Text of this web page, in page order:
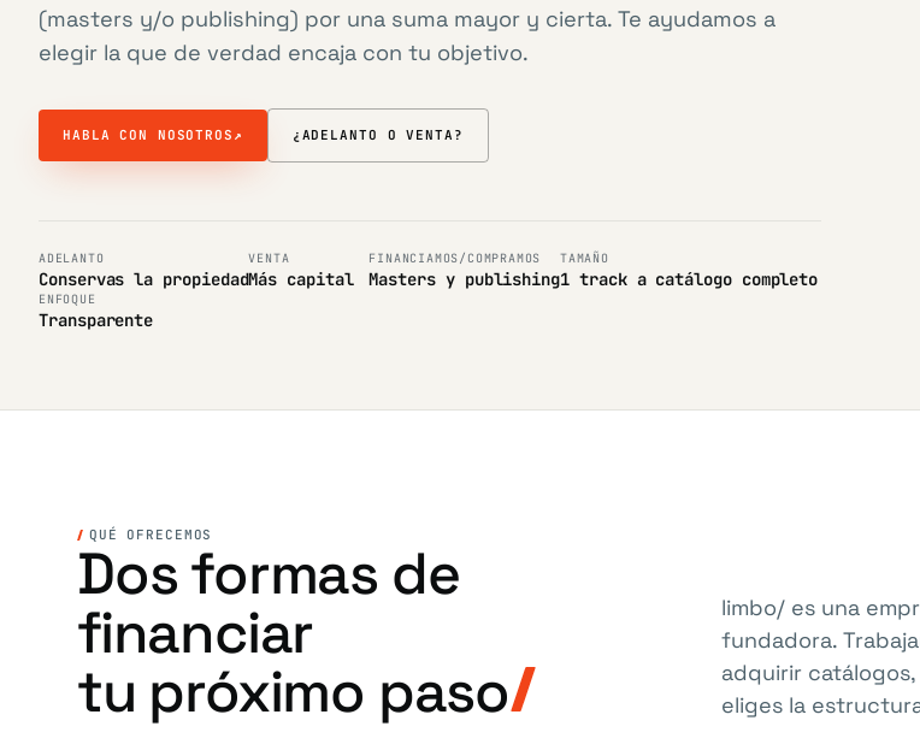
(masters y/o publishing) por una suma mayor y cierta. Te ayudamos a
elegir la que de verdad encaja con tu objetivo.
HABLA CON NOSOTROS ↗ ¿ADELANTO O VENTA?
ADELANTO
Conservas la propiedad
VENTA
Más capital
FINANCIAMOS/COMPRAMOS
Masters y publishing
TAMAÑO
1 track a catálogo completo
ENFOQUE
Transparente
QUÉ OFRECEMOS
Dos formas de
financiar
tu próximo paso
limbo/ es una
fundadora.
adquirir
eliges la